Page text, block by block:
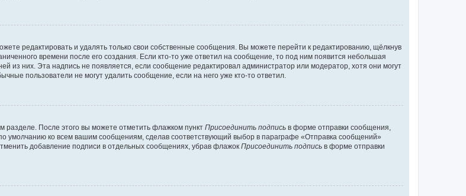
редактировать и удалять только свои собственные сообщения. Вы можете перейти к редактированию, щёлкнув
времени после его создания. Если кто-то уже ответил на сообщение, то под ним появится небольшая
из них. Эта надпись не появляется, если сообщение редактировал администратор или модератор, хотя они могут
пользователи не могут удалить сообщение, если на него уже кто-то ответил.
После этого вы можете отметить флажком пункт Присоединить подпись в форме отправки сообщения,
умолчанию ко всем вашим сообщениям, сделав соответствующий выбор в параграфе «Отправка сообщений»
добавление подписи в отдельных сообщениях, убрав флажок Присоединить подпись в форме отправки